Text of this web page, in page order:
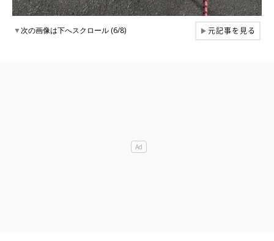
▼次の画像は下へスクロール (6/8) ▶元記事を見る